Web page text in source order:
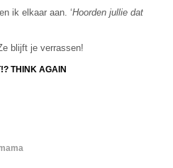
ik elkaar aan. ‘Hoorden jullie dat
blijft je verrassen!
THINK AGAIN